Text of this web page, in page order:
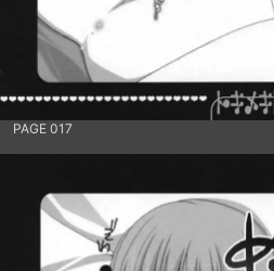
PAGE 017